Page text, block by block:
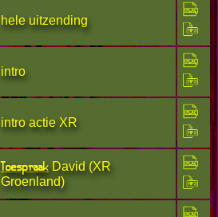
hele uitzending
intro
intro actie XR
Toespraak David (XR
Groenland)